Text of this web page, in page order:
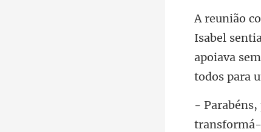
apoiava